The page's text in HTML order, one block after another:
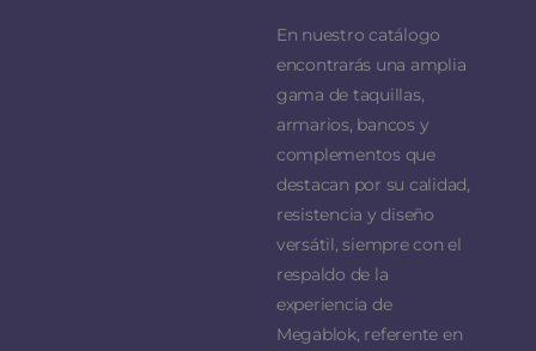
En nuestro catálogo
encontrarás una amplia
gama de taquillas,
armarios, bancos y
complementos que
destacan por su calidad,
resistencia y diseño
versátil, siempre con el
respaldo de la
experiencia de
Megablok, referente en